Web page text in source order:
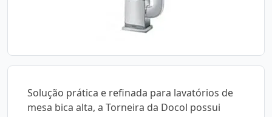
Solução prática e refinada para lavatórios de
mesa bica alta, a Torneira da Docol possui